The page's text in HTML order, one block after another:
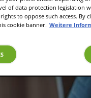
of data protection legislation
to oppose such access. By
cookie banner. Weitere